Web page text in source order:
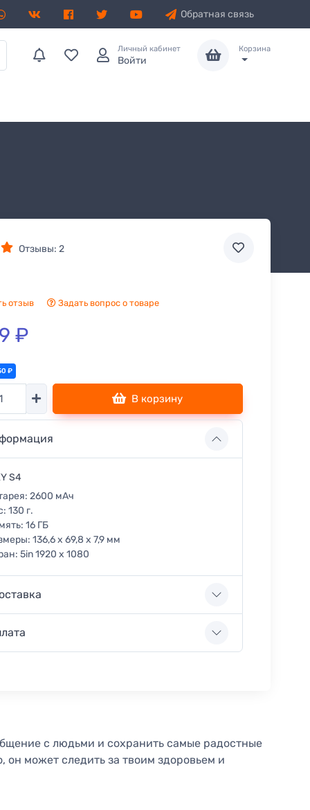
Обратная связь
Личный кабинет
Войти
Корзина
Отзывы: 2
отзыв Задать вопрос о товаре
₽
₽
В корзину
S4
2600 мАч
130 г.
16 ГБ
136,6 x 69,8 x 7,9 мм
5in 1920 x 1080
с людьми и сохранить самые радостные
может следить за твоим здоровьем и